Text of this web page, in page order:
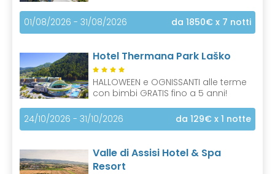
01/08/2026 - 31/08/2026 da 1850€ x 7 notti
Hotel Thermana Park Laško
HALLOWEEN e OGNISSANTI alle terme
con bimbi GRATIS fino a 5 anni!
24/10/2026 - 31/10/2026 da 129€ x 1 notte
Valle di Assisi Hotel & Spa
Resort